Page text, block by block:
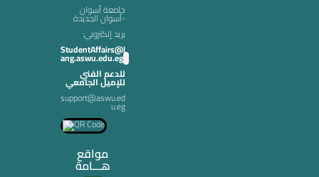
جامعة أسوان
-أسوان الجديدة
:بريد إلكتروني
StudentAffairs@l
ang.aswu.edu.eg
للدعم الفني
للإميل الجامعي
support@aswu.ed
u.eg
مواقع
هـــامة